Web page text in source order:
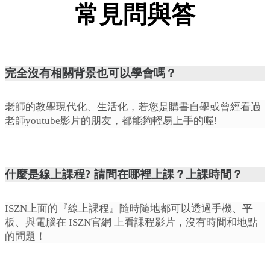
常見問與答
完全沒有相關背景也可以學會嗎？
老師的教學現代化、生活化，若您是購書自學或曾經看過
老師youtube影片的朋友，都能夠輕易上手的喔!
什麼是線上課程? 請問在哪裡上課？上課時間？
ISZN上面的『線上課程』隨時隨地都可以透過手機、平
板、與電腦在 ISZN官網 上看課程影片，沒有時間和地點
的問題！